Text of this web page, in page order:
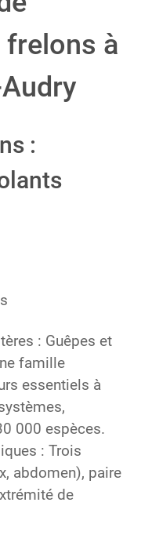
frelons à
:
: Guêpes et
famille
essentiels à
000 espèces.
: Trois
abdomen), paire
de